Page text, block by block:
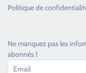
Politique de
Ne manquez pas les
abonnés !